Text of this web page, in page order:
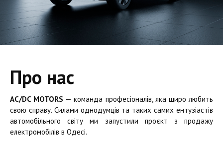
Про нас
AC/DC MOTORS — команда професіоналів, яка щиро любить
свою справу. Силами однодумців та таких самих ентузіастів
автомобільного світу ми запустили проєкт з продажу
електромобілів в Одесі.